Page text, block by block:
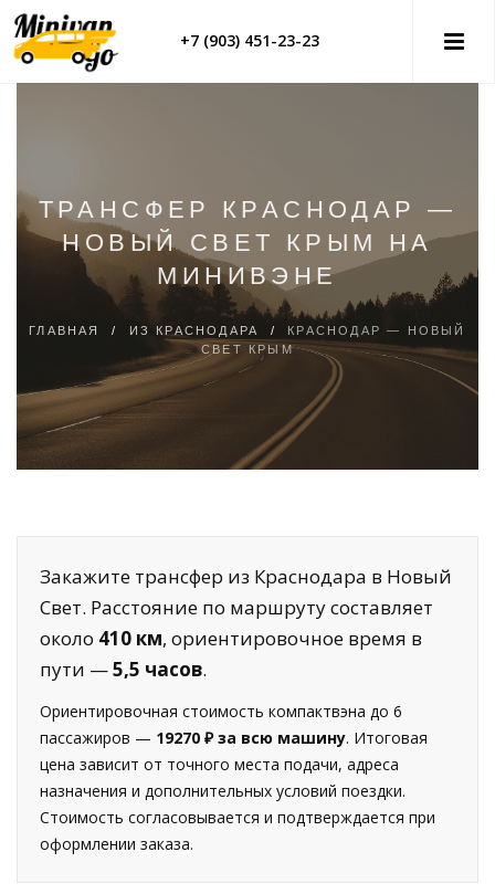
+7 (903) 451-23-23
ТРАНСФЕР КРАСНОДАР —
НОВЫЙ СВЕТ КРЫМ НА
МИНИВЭНЕ
ГЛАВНАЯ / ИЗ КРАСНОДАРА / КРАСНОДАР — НОВЫЙ
СВЕТ КРЫМ
Закажите трансфер из Краснодара в Новый
Свет. Расстояние по маршруту составляет
около 410 км, ориентировочное время в
пути —5,5 часов.
Ориентировочная стоимость компактвэна до 6
пассажиров — 19270 ₽ за всю машину. Итоговая
цена зависит от точного места подачи, адреса
назначения и дополнительных условий поездки.
Стоимость согласовывается и подтверждается при
оформлении заказа.